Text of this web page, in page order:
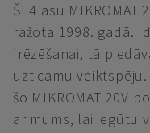
Šī 4 asu
ražota 1998. gadā.
frēzēšanai, tā
uzticamu
šo MIKROMAT 20V
ar mums, lai iegūtu